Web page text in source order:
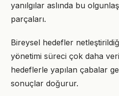
yanılgılar aslında bu
parçaları.
Bireysel hedefler
yönetimi süreci çok daha
hedeflerle yapılan çabalar
sonuçlar doğurur.